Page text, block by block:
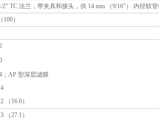
2" TC 法兰，带夹具和接头，供 14 mm （9/16"） 内径软
100）
；AP 型深层滤膜
（16.6）
（27.1）